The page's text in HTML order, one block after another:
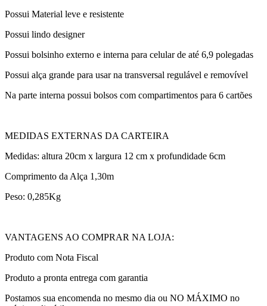
Possui Material leve e resistente
Possui lindo designer
Possui bolsinho externo e interna para celular de até 6,9 polegadas
Possui alça grande para usar na transversal regulável e removível
Na parte interna possui bolsos com compartimentos para 6 cartões
MEDIDAS EXTERNAS DA CARTEIRA
Medidas: altura 20cm x largura 12 cm x profundidade 6cm
Comprimento da Alça 1,30m
Peso: 0,285Kg
VANTAGENS AO COMPRAR NA LOJA:
Produto com Nota Fiscal
Produto a pronta entrega com garantia
Postamos sua encomenda no mesmo dia ou NO MÁXIMO no